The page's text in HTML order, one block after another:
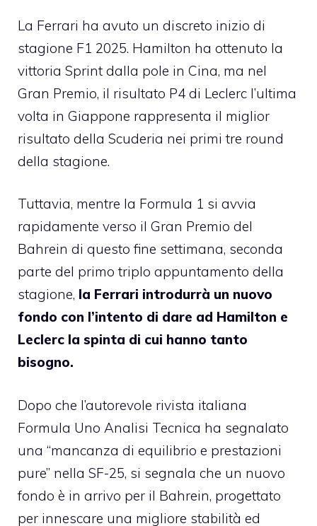
La Ferrari ha avuto un discreto inizio di
stagione F1 2025. Hamilton ha ottenuto la
vittoria Sprint dalla pole in Cina, ma nel
Gran Premio, il risultato P4 di Leclerc l’ultima
volta in Giappone rappresenta il miglior
risultato della Scuderia nei primi tre round
della stagione.
Tuttavia, mentre la Formula 1 si avvia
rapidamente verso il Gran Premio del
Bahrein di questo fine settimana, seconda
parte del primo triplo appuntamento della
stagione, la Ferrari introdurrà un nuovo
fondo con l’intento di dare ad Hamilton e
Leclerc la spinta di cui hanno tanto
bisogno.
Dopo che l’autorevole rivista italiana
Formula Uno Analisi Tecnica ha segnalato
una “mancanza di equilibrio e prestazioni
pure” nella SF-25, si segnala che un nuovo
fondo è in arrivo per il Bahrein, progettato
per innescare una migliore stabilità ed